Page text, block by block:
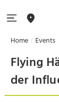
Home Events
Flying
der